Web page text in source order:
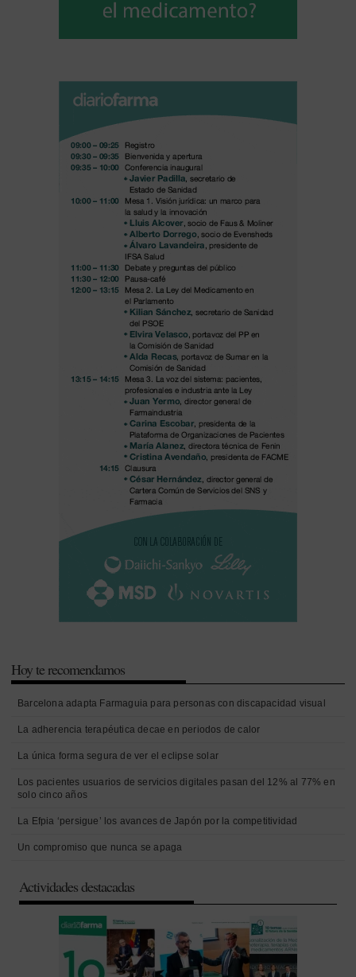
Hoy te recomendamos
Barcelona adapta Farmaguia para personas con discapacidad visual
La adherencia terapéutica decae en periodos de calor
La única forma segura de ver el eclipse solar
Los pacientes usuarios de servicios digitales pasan del 12% al 77% en
solo cinco años
La Efpia ‘persigue’ los avances de Japón por la competitividad
Un compromiso que nunca se apaga
Actividades destacadas